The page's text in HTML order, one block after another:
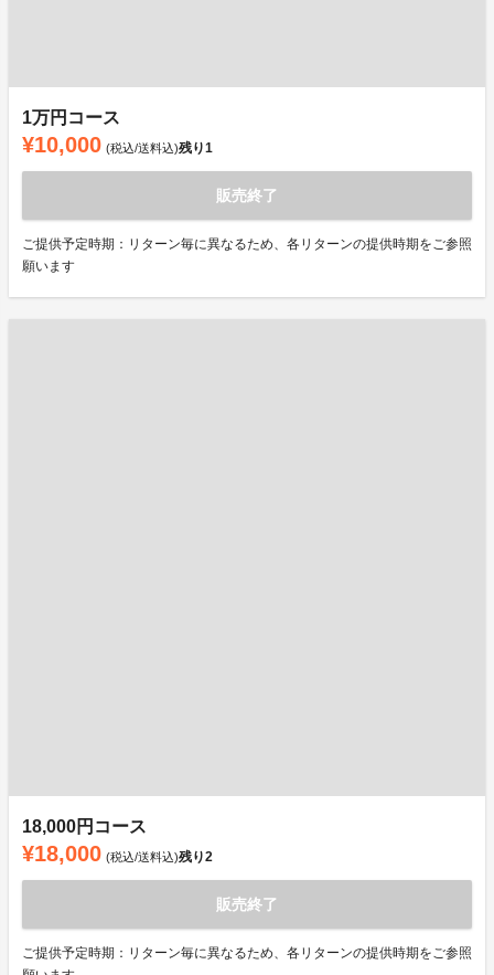
1万円コース
¥10,000 (税込/送料込)残り1
販売終了
ご提供予定時期：リターン毎に異なるため、各リターンの提供時期をご参照
願います
18,000円コース
¥18,000 (税込/送料込)残り2
販売終了
ご提供予定時期：リターン毎に異なるため、各リターンの提供時期をご参照